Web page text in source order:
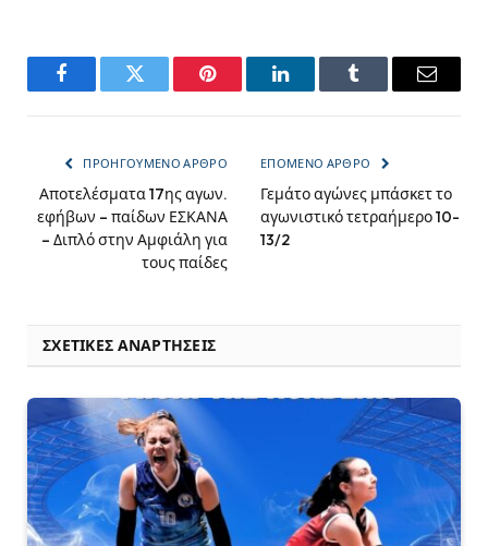
FacebookTwitter Pinterest LinkedInTumblr Email
ΠΡΟΗΓΟΎΜΕΝΟ ΆΡΘΡΟ
Αποτελέσματα 17ης αγων.
εφήβων – παίδων ΕΣΚΑΝΑ
– Διπλό στην Αμφιάλη για
τους παίδες
ΕΠΌΜΕΝΟ ΆΡΘΡΟ
Γεμάτο αγώνες μπάσκετ το
αγωνιστικό τετραήμερο 10-
13/2
ΣΧΕΤΙΚΈΣ ΑΝΑΡΤΉΣΕΙΣ